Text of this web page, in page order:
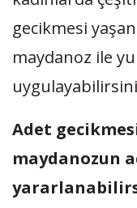
gecikmesi
maydanoz ile
Adet
maydanozun